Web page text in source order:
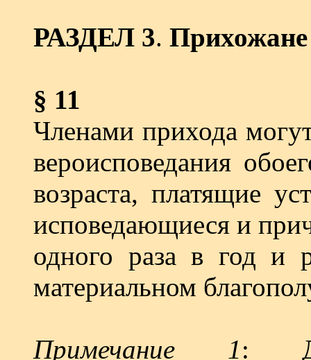
РАЗДЕЛ 3.
§ 11
Членами прихода
вероисповедания
возраста, платящие
исповедающиеся и
одного раза в год и
материальном
Примечание 1: